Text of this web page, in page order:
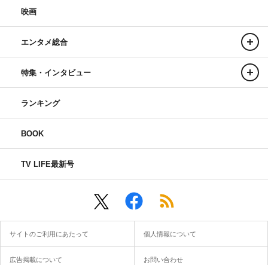
映画
エンタメ総合
特集・インタビュー
ランキング
BOOK
TV LIFE最新号
サイトのご利用にあたって 個人情報について
広告掲載について お問い合わせ